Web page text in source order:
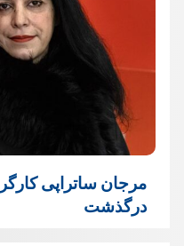
مرجان ساتراپی
درگذشت